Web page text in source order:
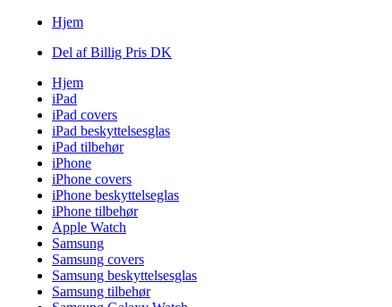
Hjem
Del af Billig Pris DK
Hjem
iPad
iPad covers
iPad beskyttelsesglas
iPad tilbehør
iPhone
iPhone covers
iPhone beskyttelseglas
iPhone tilbehør
Apple Watch
Samsung
Samsung covers
Samsung beskyttelsesglas
Samsung tilbehør